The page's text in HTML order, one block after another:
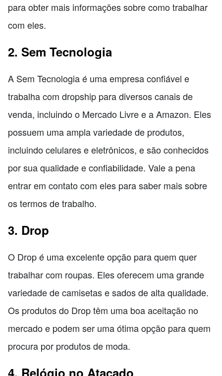
para obter mais informações sobre como trabalhar
com eles.
2. Sem Tecnologia
A Sem Tecnologia é uma empresa confiável e
trabalha com dropship para diversos canais de
venda, incluindo o Mercado Livre e a Amazon. Eles
possuem uma ampla variedade de produtos,
incluindo celulares e eletrônicos, e são conhecidos
por sua qualidade e confiabilidade. Vale a pena
entrar em contato com eles para saber mais sobre
os termos de trabalho.
3. Drop
O Drop é uma excelente opção para quem quer
trabalhar com roupas. Eles oferecem uma grande
variedade de camisetas e sados de alta qualidade.
Os produtos do Drop têm uma boa aceitação no
mercado e podem ser uma ótima opção para quem
procura por produtos de moda.